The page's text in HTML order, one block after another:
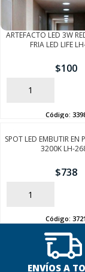
ARTEFACTO LED 3W
FRIA LED LIFE
$100
AÑADIR
Código:
SPOT LED EMBUTIR EN
3200K LH-
$738
AÑADIR
Código: 3721
ENVÍOS A